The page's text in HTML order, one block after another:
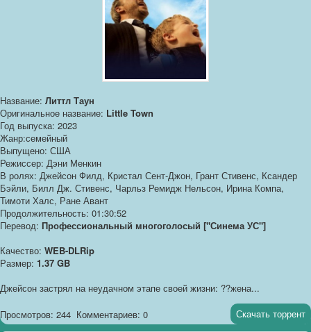
Название: Литтл Таун
Оригинальное название: Little Town
Год выпуска: 2023
Жанр:семейный
Выпущено: США
Режиссер: Дэни Менкин
В ролях: Джейсон Филд, Кристал Сент-Джон, Грант Стивенс, Ксандер
Бэйли, Билл Дж. Стивенс, Чарльз Ремидж Нельсон, Ирина Компа,
Тимоти Халс, Ране Авант
Продолжительность: 01:30:52
Перевод: Профессиональный многоголосый ["Синема УС"]
Качество: WEB-DLRip
Размер: 1.37 GB
Джейсон застрял на неудачном этапе своей жизни: ??жена...
Просмотров: 244 Комментариев: 0 Скачать торрент